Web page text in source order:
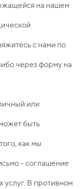
на нашем
с нами по
через форму на
или
быть
как мы
- соглашение
услуг. В противном